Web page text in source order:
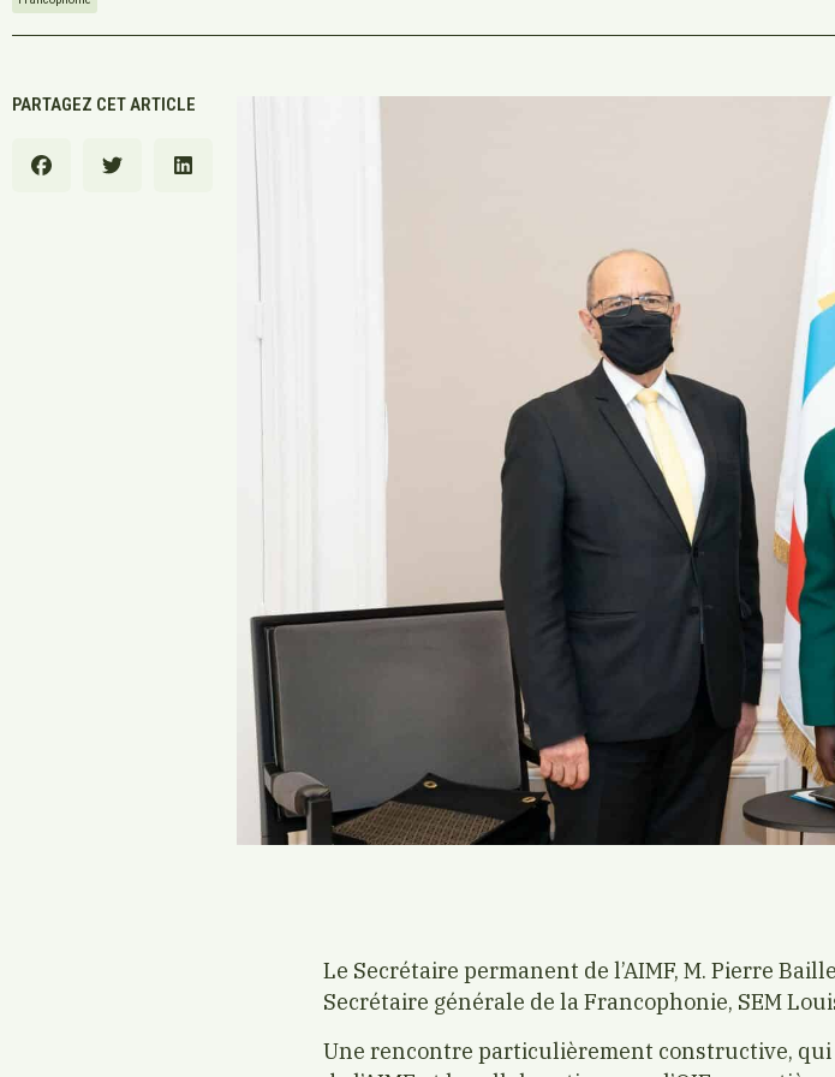
PARTAGEZ CET ARTICLE
Le Secrétaire permanent de l’AIMF, M. Pierre
Secrétaire générale de la Francophonie, SEM
Une rencontre particulièrement constructive,